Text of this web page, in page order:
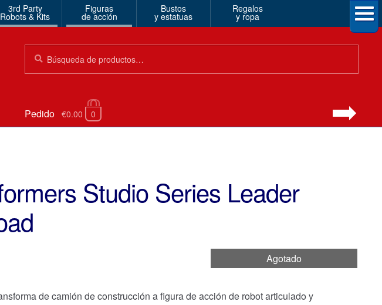
3rd Party
Robots & Kits
Figuras
de acción
Bustos
y estatuas
Regalos
y ropa
Pedido €0.00 0
Studio Series Leader
Agotado
de camión de construcción a figura de acción de robot articulado y